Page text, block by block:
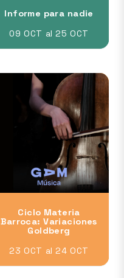
Informe para nadie
09 OCT al 25 OCT
Ciclo Materia
Barroca: Variaciones
Goldberg
23 OCT al 24 OCT